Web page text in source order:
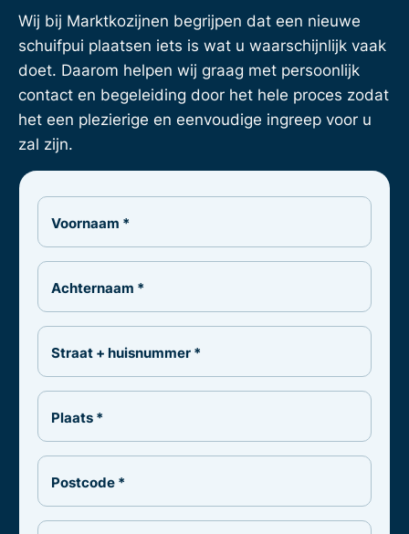
Wij bij Marktkozijnen begrijpen dat een nieuwe
schuifpui plaatsen iets is wat u waarschijnlijk vaak
doet. Daarom helpen wij graag met persoonlijk
contact en begeleiding door het hele proces zodat
het een plezierige en eenvoudige ingreep voor u
zal zijn.
Voornaam *
Achternaam *
Straat + huisnummer *
Plaats *
Postcode *